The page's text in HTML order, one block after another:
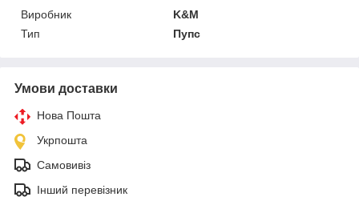
Виробник
K&M
Тип
Пупс
Умови доставки
Нова Пошта
Укрпошта
Самовивіз
Інший перевізник